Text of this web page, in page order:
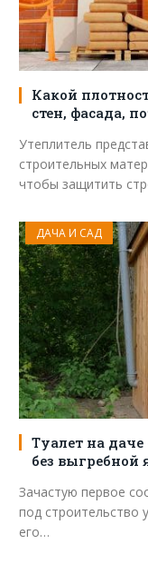
Какой
стен, фасада,
Утеплитель
строительных
чтобы защитить
ДАЧА И САД
Туалет на
без
Зачастую первое
под строительство
его…